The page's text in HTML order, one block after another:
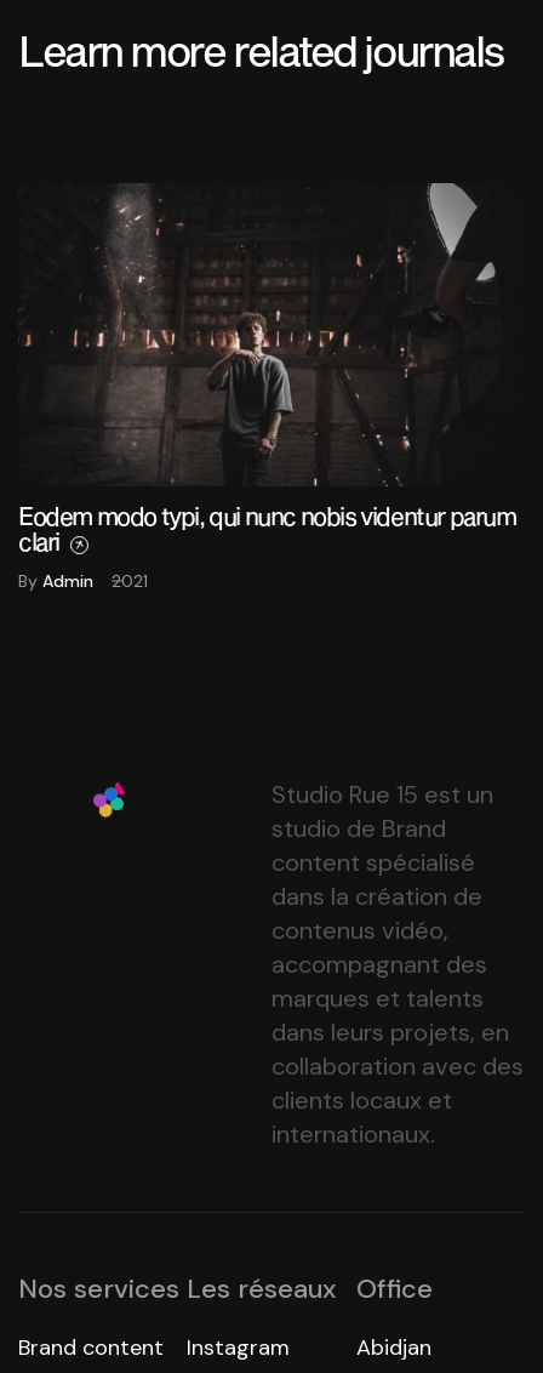
Learn more related journals
modo typi, qui nunc nobis videntur parum
Admin 2021
Studio Rue 15 est un
studio de Brand
content spécialisé
dans la création de
contenus vidéo,
accompagnant des
marques et talents
dans leurs projets, en
collaboration avec des
clients locaux et
internationaux.
Nos services
Brand content
Les réseaux
Instagram
Office
Abidjan